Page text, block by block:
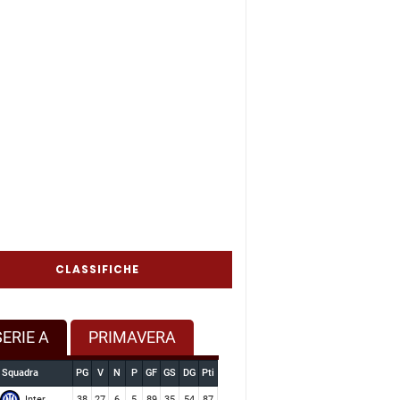
CLASSIFICHE
A PRIMAVERA
Squadra PG V N P GF GS DG Pti